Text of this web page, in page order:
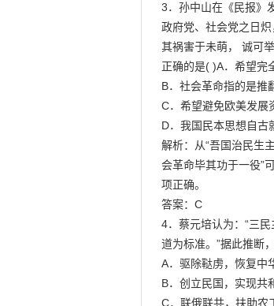
3．孙中山在《民报》
政府党、社会党之日
其祸害于未萌， 诚可
正确的是( )A．希望完
B．社会革命指的是推
C．希望避免欧美发展
D．我国民本思想自古
解析：从“吾国治民生
会革命毕其功于一役”
项正确。
答案：C
4．蔡元培认为：“三
道为标准。”据此推断
A．驱除鞑虏，恢复中
B．创立民国，实现共
C．联俄联共，扶助农